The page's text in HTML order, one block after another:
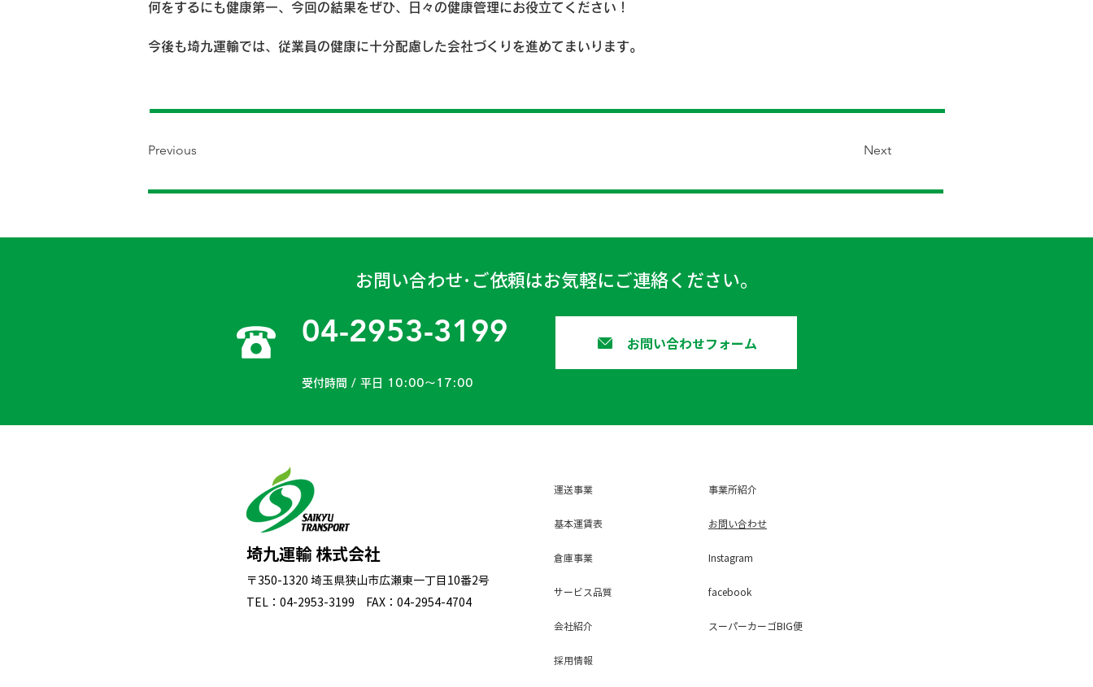
何をするにも健康第一、今回の結果をぜひ、日々の健康管理にお役立てください！
今後も埼九運輸では、従業員の健康に十分配慮した会社づくりを進めてまいります。
Previous Next
お問い合わせ･ご依頼はお気軽にご連絡ください。
04-2953-3199
受付時間 / 平日 10:00〜17:00
お問い合わせフォーム
埼九運輸 株式会社
〒350-1320 埼玉県狭山市広瀬東一丁目10番2号
TEL：04-2953-3199 FAX：04-2954-4704
運送事業
基本運賃表
倉庫事業
サービス品質
会社紹介
採用情報
事業所紹介
お問い合わせ
Instagram
facebook
スーパーカーゴBIG便